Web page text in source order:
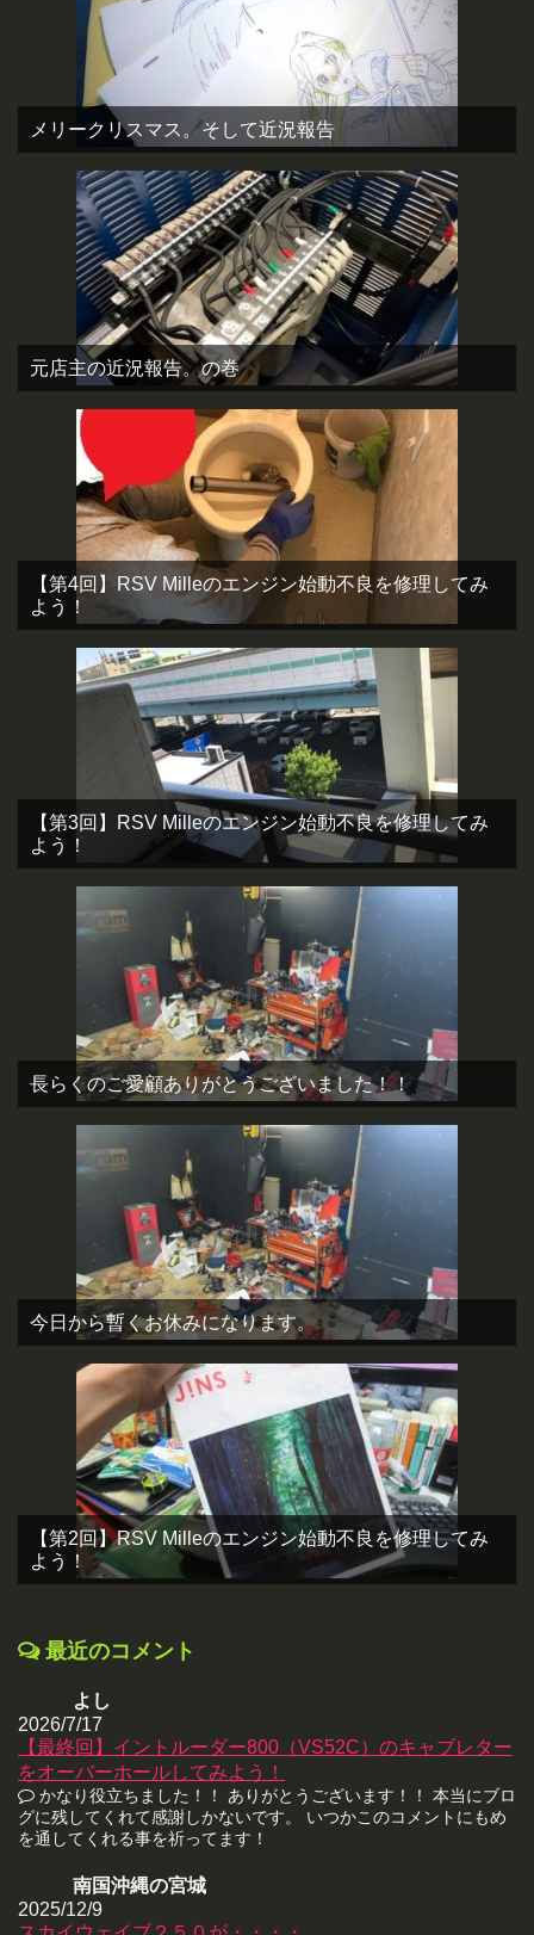
メリークリスマス。そして近況報告
元店主の近況報告。の巻
【第4回】RSV Milleのエンジン始動不良を修理してみ
よう！
【第3回】RSV Milleのエンジン始動不良を修理してみ
よう！
長らくのご愛顧ありがとうございました！！
今日から暫くお休みになります。
【第2回】RSV Milleのエンジン始動不良を修理してみ
よう！
最近のコメント
よし
2026/7/17
【最終回】イントルーダー800（VS52C）のキャブレター
をオーバーホールしてみよう！
かなり役立ちました！！ ありがとうございます！！ 本当にブロ
グに残してくれて感謝しかないです。 いつかこのコメントにもめ
を通してくれる事を祈ってます！
南国沖縄の宮城
2025/12/9